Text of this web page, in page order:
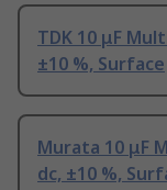
TDK 10 μF
±10 %, Surface
Murata 10 μF
dc, ±10 %,